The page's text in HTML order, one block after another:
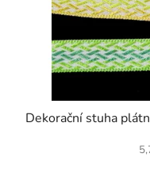
Dekorační stuha